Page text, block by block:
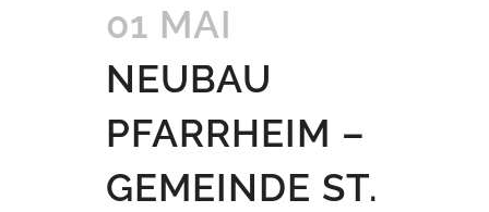
01 MAI
NEUBAU
PFARRHEIM –
GEMEINDE ST.